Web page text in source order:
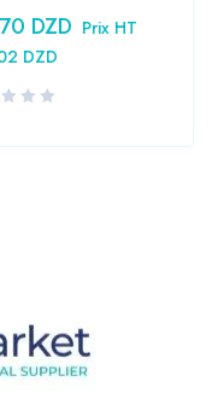
DZD Prix HT
DZD